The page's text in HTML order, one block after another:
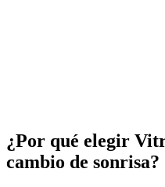
¿Por qué elegir
cambio de sonrisa?